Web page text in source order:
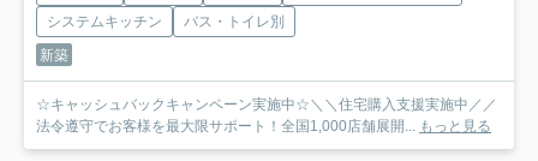
システムキッチン
バス・トイレ別
新築
☆キャッシュバックキャンペーン実施中☆＼＼住宅購入支援実施中／／
法令遵守でお客様を最大限サポート！全国1,000店舗展開... もっと見る